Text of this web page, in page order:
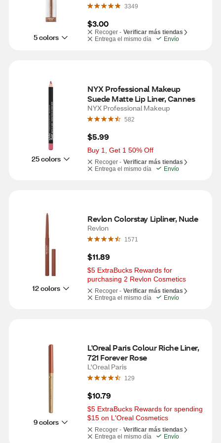
5 colors
3349
$3.00
Recoger - Verificar más tiendas
Entrega el mismo día
Envío
25 colors
NYX Professional Makeup
Suede Matte Lip Liner, Cannes
NYX Professional Makeup
582
$5.99
Buy 1, Get 1 50% Off
Recoger - Verificar más tiendas
Entrega el mismo día
Envío
12 colors
Revlon Colorstay Lipliner, Nude
Revlon
1571
$11.89
$5 ExtraBucks Rewards for
purchasing 2 Revlon Cosmetics
Recoger - Verificar más tiendas
Entrega el mismo día
Envío
9 colors
L'Oreal Paris Colour Riche Liner,
721 Forever Rose
L'Oreal Paris
129
$10.79
$5 ExtraBucks Rewards for spending
$15 on L'Oreal Cosmetics
Recoger - Verificar más tiendas
Entrega el mismo día
Envío